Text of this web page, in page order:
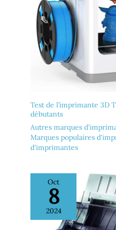
Test de l’imprimante 3D
débutants
Autres marques
Marques populaires
d'imprimantes
Oct
8
2024